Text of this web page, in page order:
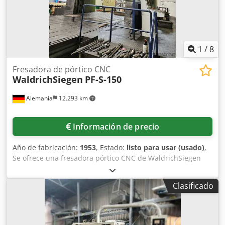
16.000 €. Dado que vendemos la máquina como
defectuosa/necesitada de reparación y hemos enumerado
todos los defectos conocidos, el artículo se vende
excluyendo cualquier garantía y responsabilidad por vicios
materiales.
1 /8
Alemania 12.293 km
Fresadora de pórtico CNC
WaldrichSiegen PF-S-150
Información de precio
Año de fabricación: 1953, Estado: listo para usar (usado),
Se ofrece una fresadora pórtico CNC de WaldrichSiegen
para fresado horizontal y vertical, así como para el
taladrado de piezas de gran formato. Recorrido de la
mesa: 14.000 mm, recorrido del soporte del travesaño:
4.500 mm, recorrido del travesaño: 4.000 mm, recorrido
del husillo: 450 mm, precisión de posicionamiento de la
mesa/soporte del travesaño/travesaño/husillo: 0,05 mm,
Clasificado